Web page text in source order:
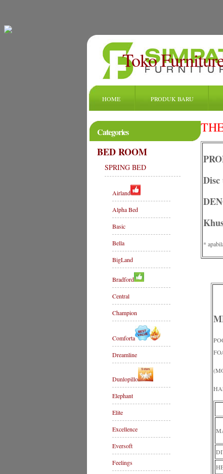
Toko
HOME PRODUK BARU
Categories
BED ROOM
SPRING BED
Airland
Alpha Bed
Basic
Bella
BigLand
Bradford
Central
Champion
Comforta
Dreamline
Dunlopillo
Elephant
Elite
Excellence
Eversoft
Feelings
*